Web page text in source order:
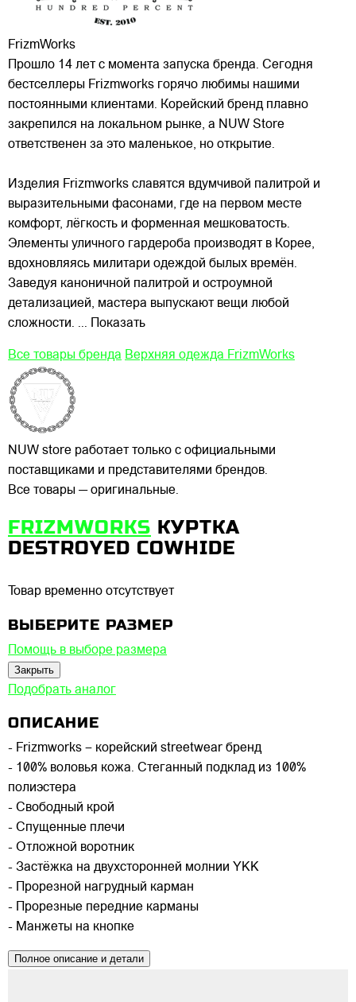
FrizmWorks
Прошло 14 лет с момента запуска бренда. Сегодня
бестселлеры Frizmworks горячо любимы нашими
постоянными клиентами. Корейский бренд плавно
закрепился на локальном рынке, а NUW Store
ответственен за это маленькое, но открытие.
Изделия Frizmworks славятся вдумчивой палитрой и
выразительными фасонами, где на первом месте
комфорт, лёгкость и форменная мешковатость.
Элементы уличного гардероба производят в Корее,
вдохновляясь милитари одеждой былых времён.
Заведуя каноничной палитрой и остроумной
детализацией, мастера выпускают вещи любой
сложности. ... Показать
Все товары бренда Верхняя одежда FrizmWorks
NUW store работает только с официальными
поставщиками и представителями брендов.
Все товары — оригинальные.
FRIZMWORKS КУРТКА
DESTROYED COWHIDE
Товар временно отсутствует
ВЫБЕРИТЕ РАЗМЕР
Помощь в выборе размера
Закрыть
Подобрать аналог
ОПИСАНИЕ
- Frizmworks – корейский streetwear бренд
- 100% воловья кожа. Стеганный подклад из 100%
полиэстера
- Свободный крой
- Спущенные плечи
- Отложной воротник
- Застёжка на двухсторонней молнии YKK
- Прорезной нагрудный карман
- Прорезные передние карманы
- Манжеты на кнопке
Полное описание и детали